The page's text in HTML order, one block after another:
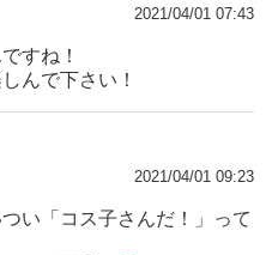
2021/04/01 07:43
すね！
んで下さい！
2021/04/01 09:23
い「コス子さんだ！」って